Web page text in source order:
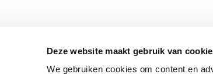
Deze website maakt gebruik van
We gebruiken cookies om content en